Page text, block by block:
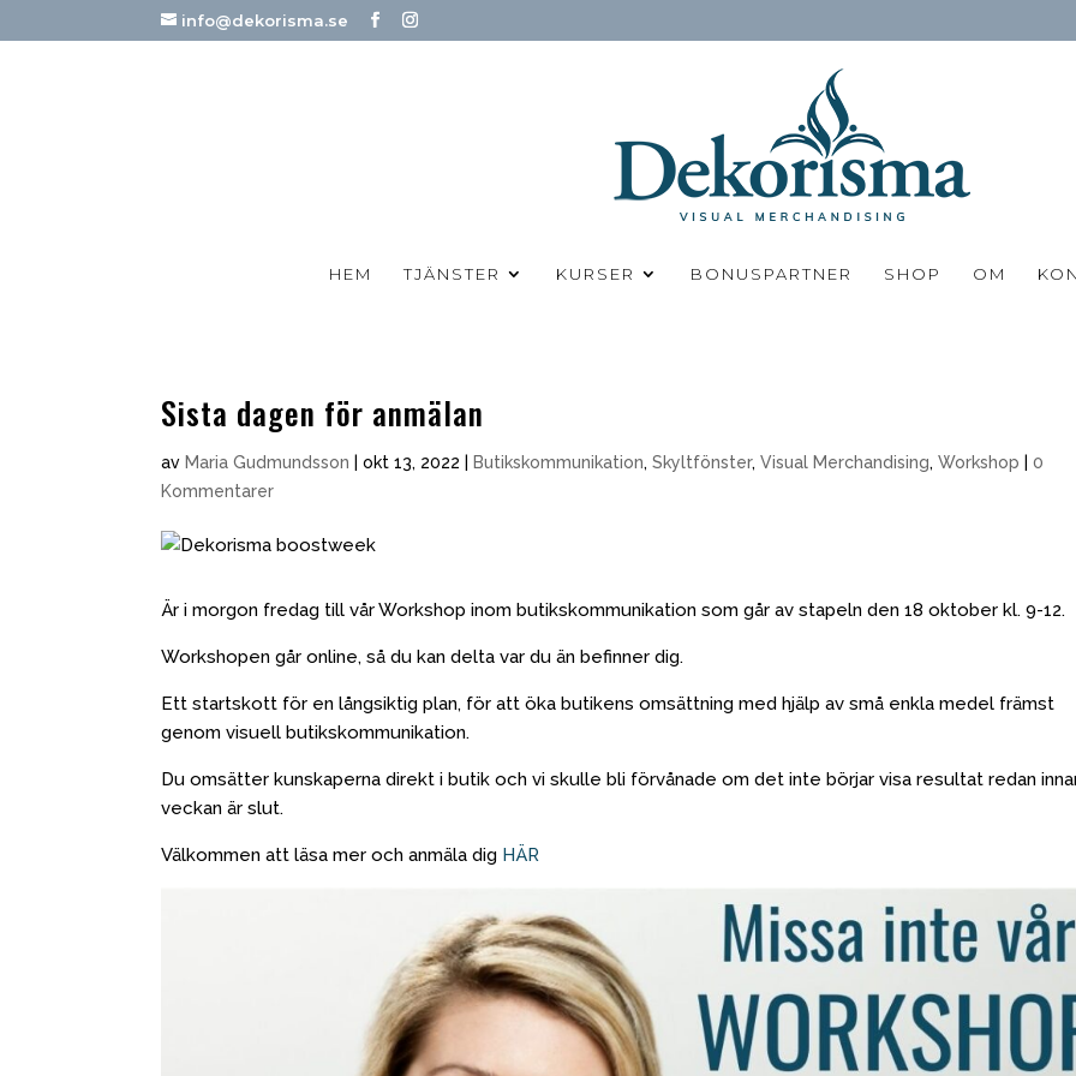
info@dekorisma.se
HEM TJÄNSTER KURSER BONUSPARTNER SHOP OM
Sista dagen för anmälan
av Maria Gudmundsson |okt 13, 2022 Butikskommunikation,Skyltfönster,Visual Merchandising,Workshop |0
Kommentarer
Är i morgon fredag till vår Workshop inom butikskommunikation som går av stapeln den 18 oktober kl. 9-12.
Workshopen går online, så du kan delta var du än befinner dig.
Ett startskott för en långsiktig plan, för att öka butikens omsättning med hjälp av små enkla medel främst
genom visuell butikskommunikation.
Du omsätter kunskaperna direkt i butik och vi skulle bli förvånade om det inte börjar visa resultat redan
veckan är slut.
Välkommen att läsa mer och anmäla dig HÄR